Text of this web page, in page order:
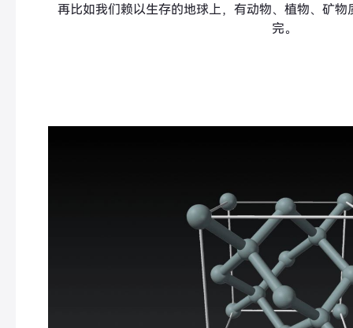
再比如我们赖以生存的地球上，有动物、植物、矿
完。